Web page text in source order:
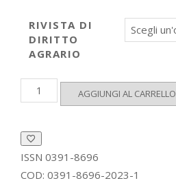
RIVISTA DI
DIRITTO
AGRARIO
Rivista
di
2024
quantità
AGGIUNGI AL CARRELLO
ISSN 0391-8696
COD: 0391-8696-2023-1